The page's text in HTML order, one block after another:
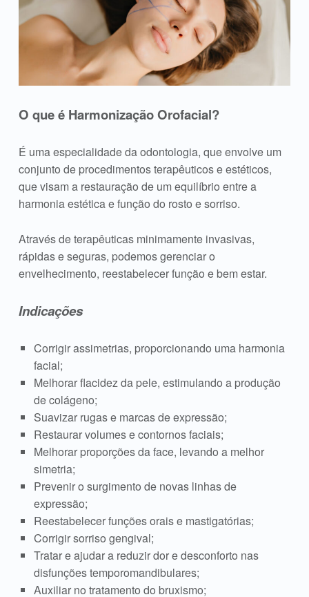
O que é Harmonização Orofacial?
É uma especialidade da odontologia, que envolve um
conjunto de procedimentos terapêuticos e estéticos,
que visam a restauração de um equilíbrio entre a
harmonia estética e função do rosto e sorriso.
Através de terapêuticas minimamente invasivas,
rápidas e seguras, podemos gerenciar o
envelhecimento, reestabelecer função e bem estar.
Indicações
Corrigir assimetrias, proporcionando uma harmonia
facial;
Melhorar flacidez da pele, estimulando a produção
de colágeno;
Suavizar rugas e marcas de expressão;
Restaurar volumes e contornos faciais;
Melhorar proporções da face, levando a melhor
simetria;
Prevenir o surgimento de novas linhas de
expressão;
Reestabelecer funções orais e mastigatórias;
Corrigir sorriso gengival;
Tratar e ajudar a reduzir dor e desconforto nas
disfunções temporomandibulares;
Auxiliar no tratamento do bruxismo;